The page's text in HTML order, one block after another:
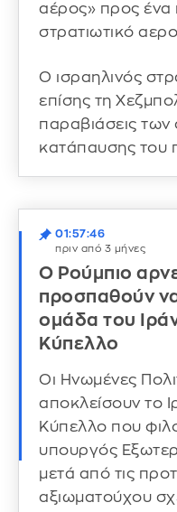
αέρος» προς ένα
στρατιωτικό
Ο ισραηλινός
επίσης τη
παραβιάσεις
κατάπαυσης του
01:57:46
πριν από 3 μήνες
Ο Ρούμπιο
προσπαθούν
ομάδα του
Κύπελλο
Οι Ηνωμένες
αποκλείσουν το
Κύπελλο που
υπουργός
μετά από τις
αξιωματούχου